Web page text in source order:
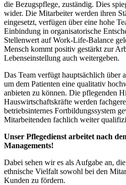
die Bezugspflege, zuständig. Dies
wider. Die Mitarbeiter werden ihren
eingesetzt, verfügen über eine hohe
Einbindung in organisatorische
Stellenwert auf Work-Life-Balance
Mensch kommt positiv gestärkt zur
Lebenseinstellung auch weitergeben.
Das Team verfügt hauptsächlich über
um dem Patienten eine qualitativ
anbieten zu können. Die pflegenden
Hauswirtschaftskräfte werden
betriebsinternes Fortbildungssystem
Mitarbeitenden fachlich weiter
Unser Pflegedienst arbeitet nach
Managements!
Dabei sehen wir es als Aufgabe an,
ethnische Vielfalt sowohl bei den
Kunden zu fördern.